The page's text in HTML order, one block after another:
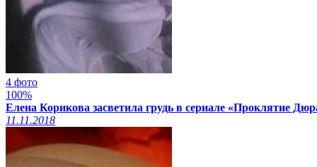
4 фото
100%
Елена Корикова засветила грудь в сериале «Проклятие
11.11.2018